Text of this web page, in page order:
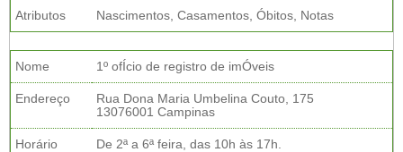
Atributos Nascimentos, Casamentos, Óbitos, Notas
Nome 1º ofÍcio de registro de imÓveis
Endereço
Rua Dona Maria Umbelina Couto, 175
13076001 Campinas
Horário De 2ª a 6ª feira, das 10h às 17h.